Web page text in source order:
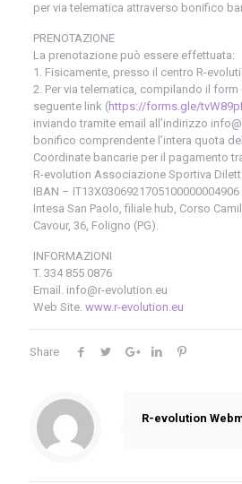
per via telematica attraverso bonifico
PRENOTAZIONE
La prenotazione può essere effettuata:
1. Fisicamente, presso il centro R-
2. Per via telematica, compilando il form
seguente link (https://forms.gle/
inviando tramite email all’indirizzo
bonifico comprendente l’intera quota
Coordinate bancarie per il pagamento
R-evolution Associazione Sportiva
IBAN – IT13X0306921705100000004906
Intesa San Paolo, filiale hub, Corso
Cavour, 36, Foligno (PG).
INFORMAZIONI
T. 334 855 0876
Email. info@r-evolution.eu
Web Site. www.r-evolution.eu
Share
R-evolution